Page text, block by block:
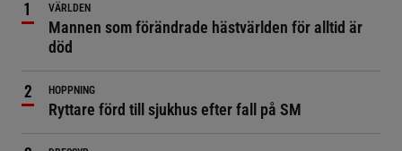
VÄRLDEN
Mannen som förändrade hästvärlden för alltid är
död
HOPPNING
Ryttare förd till sjukhus efter fall på SM